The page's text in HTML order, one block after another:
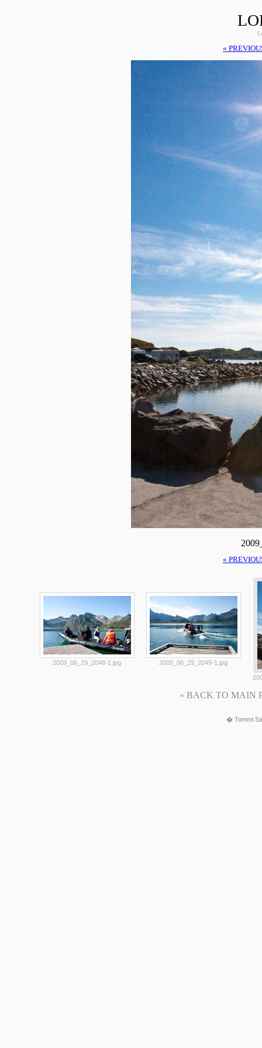
«
«
2009_06_29_2048-1.jpg 2009_06_29_2049-1.jpg
« BACK TO MAIN
� Tommi